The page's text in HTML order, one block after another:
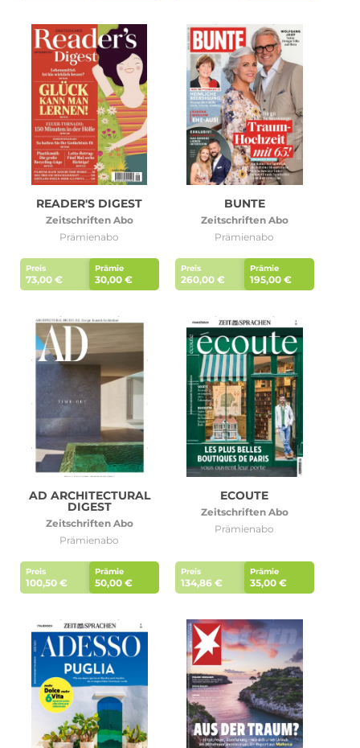
READER'S DIGEST
Zeitschriften Abo
Prämienabo
Preis
73,00 €
Prämie
30,00 €
BUNTE
Zeitschriften Abo
Prämienabo
Preis
260,00 €
Prämie
195,00 €
AD ARCHITECTURAL
DIGEST
Zeitschriften Abo
Prämienabo
Preis
100,50 €
Prämie
50,00 €
ECOUTE
Zeitschriften Abo
Prämienabo
Preis
134,86 €
Prämie
35,00 €